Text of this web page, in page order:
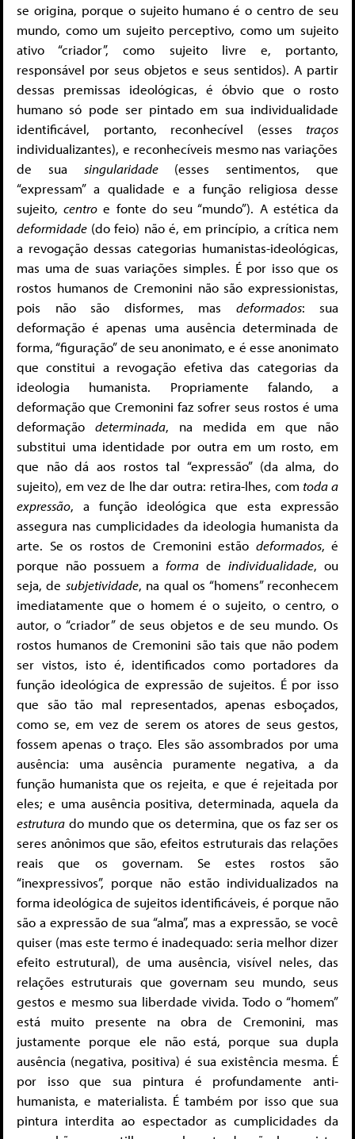
se origina, porque o sujeito humano é o centro de seu
mundo, como um sujeito perceptivo, como um sujeito
ativo “criador”, como sujeito livre e, portanto,
responsável por seus objetos e seus sentidos). A partir
dessas premissas ideológicas, é óbvio que o rosto
humano só pode ser pintado em sua individualidade
identificável, portanto, reconhecível (esses traços
individualizantes), e reconhecíveis mesmo nas variações
de sua singularidade(esses sentimentos, que
“expressam” a qualidade e a função religiosa desse
sujeito,centro e fonte do seu “mundo”). A estética da
deformidade (do feio) não é, em princípio, a crítica nem
a revogação dessas categorias humanistas-ideológicas,
mas uma de suas variações simples. É por isso que os
rostos humanos de Cremonini não são expressionistas,
pois não são disformes, mas deformados: sua
deformação é apenas uma ausência determinada de
forma, “figuração” de seu anonimato, e é esse anonimato
que constitui a revogação efetiva das categorias da
ideologia humanista. Propriamente falando, a
deformação que Cremonini faz sofrer seus rostos é uma
deformação determinada, na medida em que não
substitui uma identidade por outra em um rosto, em
que não dá aos rostos tal “expressão” (da alma, do
sujeito), em vez de lhe dar outra: retira-lhes, com toda a
expressão, a função ideológica que esta expressão
assegura nas cumplicidades da ideologia humanista da
arte. Se os rostos de Cremonini estão deformados, é
porque não possuem a forma de individualidade, ou
seja, de subjetividade, na qual os “homens” reconhecem
imediatamente que o homem é o sujeito, o centro, o
autor, o “criador” de seus objetos e de seu mundo. Os
rostos humanos de Cremonini são tais que não podem
ser vistos, isto é, identificados como portadores da
função ideológica de expressão de sujeitos. É por isso
que são tão mal representados, apenas esboçados,
como se, em vez de serem os atores de seus gestos,
fossem apenas o traço. Eles são assombrados por uma
ausência: uma ausência puramente negativa, a da
função humanista que os rejeita, e que é rejeitada por
eles; e uma ausência positiva, determinada, aquela da
estrutura do mundo que os determina, que os faz ser os
seres anônimos que são, efeitos estruturais das relações
reais que os governam. Se estes rostos são
“inexpressivos”, porque não estão individualizados na
forma ideológica de sujeitos identificáveis, é porque não
são a expressão de sua “alma”, mas a expressão, se você
quiser (mas este termo é inadequado: seria melhor dizer
efeito estrutural), de uma ausência, visível neles, das
relações estruturais que governam seu mundo, seus
gestos e mesmo sua liberdade vivida. Todo o “homem”
está muito presente na obra de Cremonini, mas
justamente porque ele não está, porque sua dupla
ausência (negativa, positiva) é sua existência mesma. É
por isso que sua pintura é profundamente anti-
humanista, e materialista. É também por isso que sua
pintura interdita ao espectador as cumplicidades da